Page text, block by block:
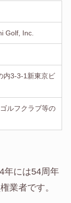
Golf, Inc.
3-3-1新東京ビ
ルフクラブ等の
年には54周年
業者です。